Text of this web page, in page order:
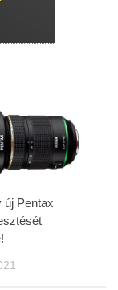
új Pentax